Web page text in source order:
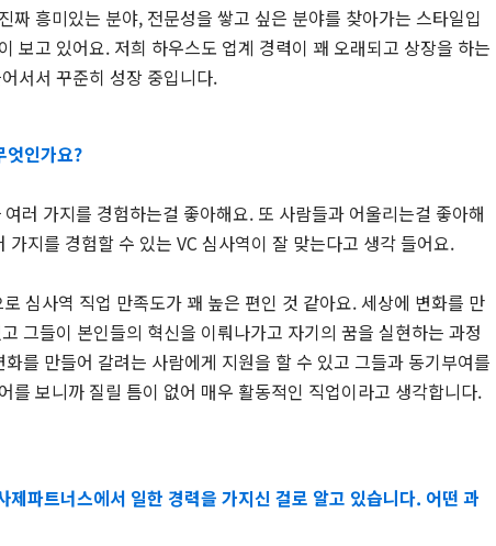
흥미있는 분야, 전문성을 쌓고 싶은 분야를 찾아가는 스타일입
보고 있어요. 저희 하우스도 업계 경력이 꽤 오래되고 상장을 하는
서서 꾸준히 성장 중입니다.
엇인가요?
러 가지를 경험하는걸 좋아해요. 또 사람들과 어울리는걸 좋아해
지를 경험할 수 있는 VC 심사역이 잘 맞는다고 생각 들어요.
심사역 직업 만족도가 꽤 높은 편인 것 같아요. 세상에 변화를 만
그들이 본인들의 혁신을 이뤄나가고 자기의 꿈을 실현하는 과정
를 만들어 갈려는 사람에게 지원을 할 수 있고 그들과 동기부여를
보니까 질릴 틈이 없어 매우 활동적인 직업이라고 생각합니다.
파트너스에서 일한 경력을 가지신 걸로 알고 있습니다. 어떤 과